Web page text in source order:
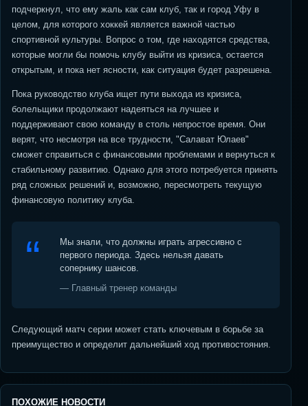
подчеркнул, что ему жаль как сам клуб, так и город Уфу в
целом, для которого хоккей является важной частью
спортивной культуры. Вопрос о том, где находятся средства,
которые могли бы помочь клубу выйти из кризиса, остается
открытым, и пока нет ясности, как ситуация будет разрешена.
Пока руководство клуба ищет пути выхода из кризиса,
болельщики продолжают надеяться на лучшее и
поддерживают свою команду в столь непростое время. Они
верят, что несмотря на все трудности, "Салават Юлаев"
сможет справиться с финансовыми проблемами и вернуться к
стабильному развитию. Однако для этого потребуется принять
ряд сложных решений и, возможно, пересмотреть текущую
финансовую политику клуба.
Мы знали, что должны играть агрессивно с
первого периода. Здесь нельзя давать
сопернику шансов.
— Главный тренер команды
Следующий матч серии может стать ключевым в борьбе за
преимущество и определит дальнейший ход противостояния.
ПОХОЖИЕ НОВОСТИ